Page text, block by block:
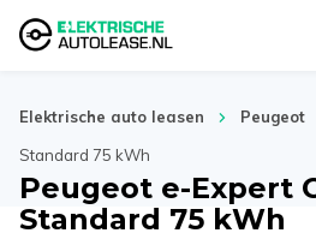
Elektrische auto leasen Peugeot
Standard 75 kWh
Peugeot e-Expert
Standard 75 kWh